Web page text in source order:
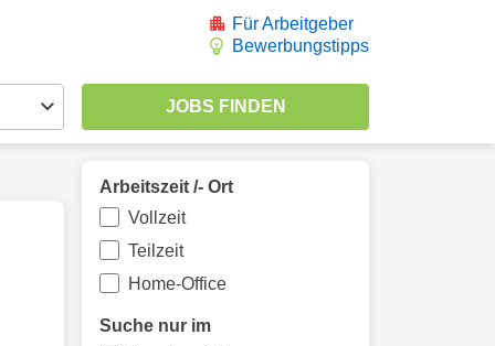
Für Arbeitgeber
Bewerbungstipps
Arbeitszeit /- Ort
Vollzeit
Teilzeit
Home-Office
Suche nur im